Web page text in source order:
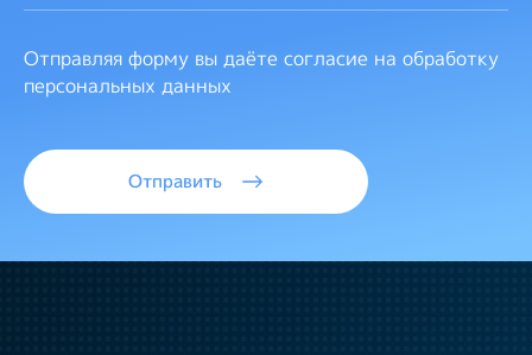
Отправляя форму вы даёте согласие на обработку
персональных данных
Отправить